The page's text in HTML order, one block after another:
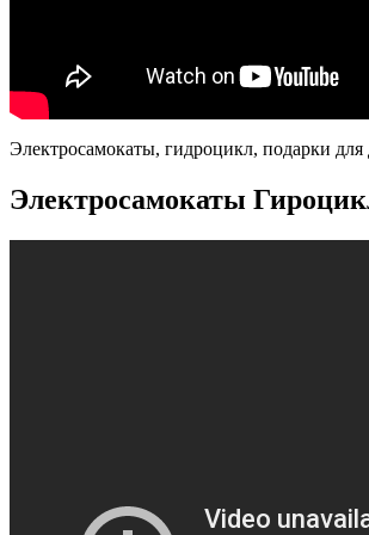
Электросамокаты, гидроцикл, подарки
Электросамокаты